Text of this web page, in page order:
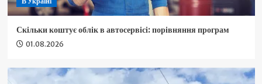
Скільки коштує облік в автосервісі: порівняння програм
01.08.2026